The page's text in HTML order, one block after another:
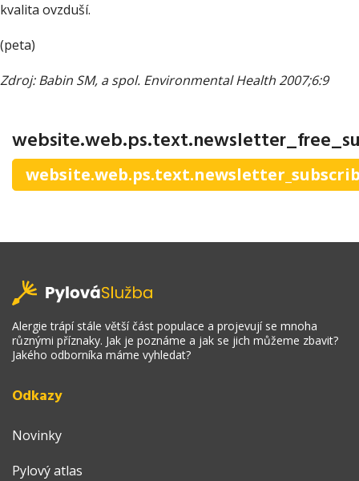
kvalita ovzduší.
(peta)
Zdroj: Babin SM, a spol. Environmental Health 2007;6:9
Alergie trápí stále větší část populace a projevují se mnoha
různými příznaky. Jak je poznáme a jak se jich můžeme zbavit?
Jakého odborníka máme vyhledat?
Odkazy
Novinky
Pylový atlas